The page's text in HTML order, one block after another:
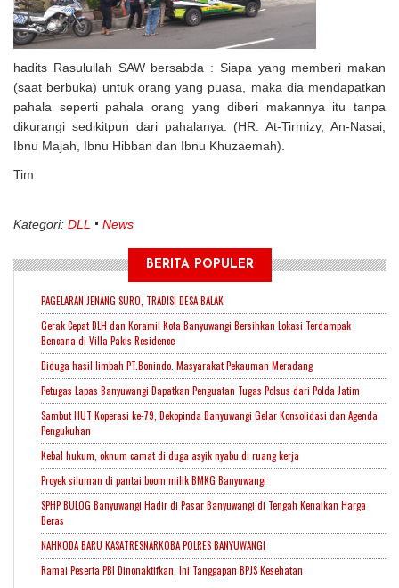
hadits Rasulullah SAW bersabda : Siapa yang memberi makan
(saat berbuka) untuk orang yang puasa, maka dia mendapatkan
pahala seperti pahala orang yang diberi makannya itu tanpa
dikurangi sedikitpun dari pahalanya. (HR. At-Tirmizy, An-Nasai,
Ibnu Majah, Ibnu Hibban dan Ibnu Khuzaemah).
Tim
Kategori: DLL News
BERITA POPULER
PAGELARAN JENANG SURO, TRADISI DESA BALAK
Gerak Cepat DLH dan Koramil Kota Banyuwangi Bersihkan Lokasi Terdampak
Bencana di Villa Pakis Residence
Diduga hasil limbah PT.Bonindo. Masyarakat Pekauman Meradang
Petugas Lapas Banyuwangi Dapatkan Penguatan Tugas Polsus dari Polda Jatim
Sambut HUT Koperasi ke-79, Dekopinda Banyuwangi Gelar Konsolidasi dan Agenda
Pengukuhan
Kebal hukum, oknum camat di duga asyik nyabu di ruang kerja
Proyek siluman di pantai boom milik BMKG Banyuwangi
SPHP BULOG Banyuwangi Hadir di Pasar Banyuwangi di Tengah Kenaikan Harga
Beras
NAHKODA BARU KASATRESNARKOBA POLRES BANYUWANGI
Ramai Peserta PBI Dinonaktifkan, Ini Tanggapan BPJS Kesehatan